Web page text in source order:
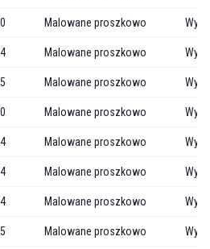
Malowane proszkowo
Malowane proszkowo
Malowane proszkowo
Malowane proszkowo
Malowane proszkowo
Malowane proszkowo
Malowane proszkowo
Malowane proszkowo